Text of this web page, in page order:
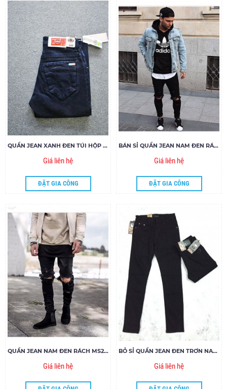
QUẦN JEAN XANH ĐEN TÚI HỘP GIÁ RẺ MS106.155
Giá liên hệ
ĐẶT GIA CÔNG
BÁN SỈ QUẦN JEAN NAM ĐEN RÁCH MS283-V160
Giá liên hệ
ĐẶT GIA CÔNG
QUẦN JEAN NAM ĐEN RÁCH MS281-B160
Giá liên hệ
BỎ SỈ QUẦN JEAN ĐEN TRƠN NAM SKINNY MS01-L150
Giá liên hệ